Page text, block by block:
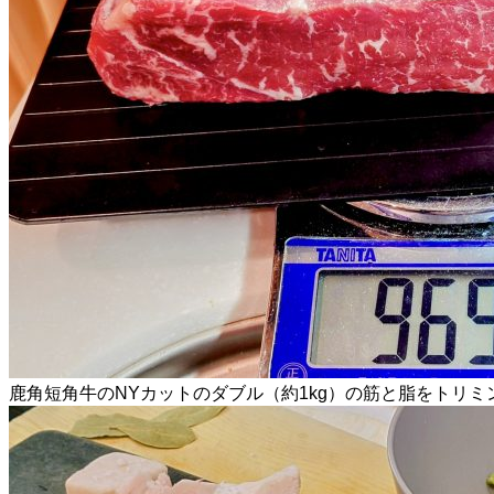
鹿角短角牛のNYカットのダブル（約1kg）の筋と脂をトリミ